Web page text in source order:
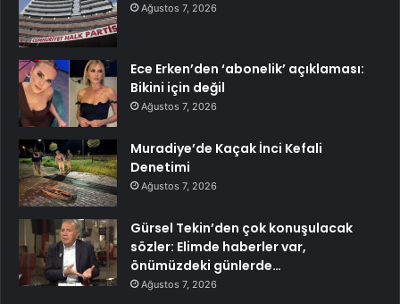
Ağustos 7, 2026
Ece Erken’den ‘abonelik’ açıklaması:
Bikini için değil
Ağustos 7, 2026
Muradiye’de Kaçak İnci Kefali
Denetimi
Ağustos 7, 2026
Gürsel Tekin’den çok konuşulacak
sözler: Elimde haberler var,
önümüzdeki günlerde…
Ağustos 7, 2026